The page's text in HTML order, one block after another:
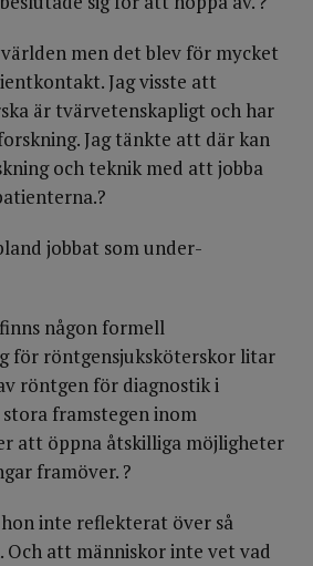
men det blev för mycket
Jag visste att
är tvärvetenskapligt och har
Jag tänkte att där kan
och teknik med att jobba
jobbat som under­
någon formell
för röntgensjuksköterskor litar
röntgen för diagnostik i
framstegen inom
att öppna åtskilliga möjligheter
framöver. ?
inte reflekterat över så
Och att människor inte vet vad